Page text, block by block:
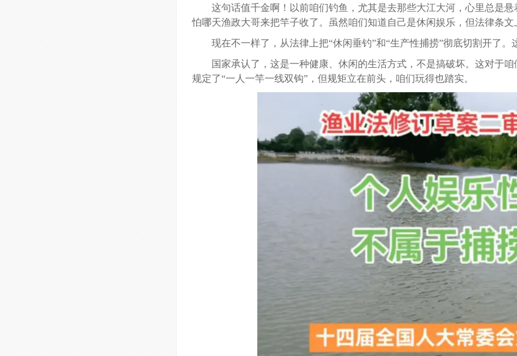
这句话值千金啊！以前咱们钓鱼，尤其是去那些大江大河，心里总是
怕哪天渔政大哥来把竿子收了。虽然咱们知道自己是休闲娱乐，但法律条文
现在不一样了，从法律上把“休闲垂钓”和“生产性捕捞”彻底切割开了。
国家承认了，这是一种健康、休闲的生活方式，不是搞破坏。这对于
规定了“一人一竿一线双钩”，但规矩立在前头，咱们玩得也踏实。